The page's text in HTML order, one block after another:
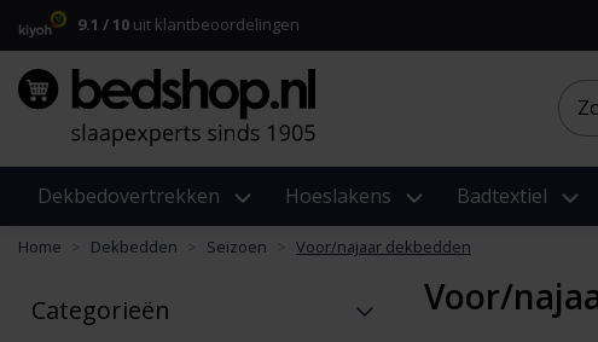
9.1 / 10 uit klantbeoordelingen
Dekbedovertrekken Hoeslakens Badtextiel
Home Dekbedden Seizoen Voor/najaar dekbedden
Categorieën Voor/